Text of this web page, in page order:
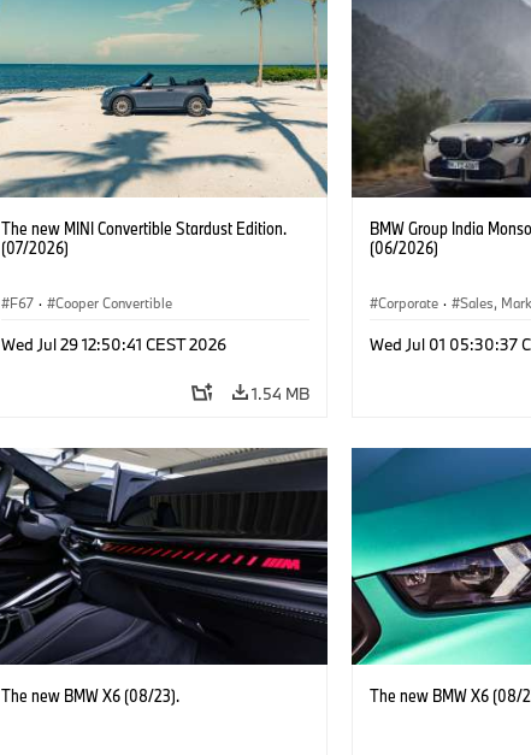
The new MINI Convertible Stardust Edition.
(07/2026)
F67 · Cooper Convertible
Wed Jul 29 12:50:41 CEST 2026
1.54 MB
BMW Group India
(06/2026)
Corporate · Sales,
Wed Jul 01 05:30:37
The new BMW X6 (08/23). The new BMW X6 (08/